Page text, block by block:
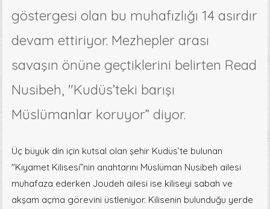
göstergesi olan bu muhafızlığı 14 asırdır
devam ettiriyor. Mezhepler arası
savaşın önüne geçtiklerini belirten Read
Nusibeh, "Kudüs’teki barışı
Müslümanlar koruyor” diyor.
Üç büyük din için kutsal olan şehir Kudüs’te bulunan
"Kıyamet Kilisesi”nin anahtarını Müslüman Nusibeh ailesi
muhafaza ederken Joudeh ailesi ise kiliseyi sabah ve
akşam açma görevini üstleniyor. Kilisenin bulunduğu yerde